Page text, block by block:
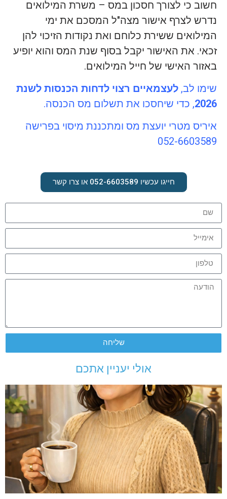
חשוב כי לצורך חסכון במס – משרת המילואים
נדרש לצרף אישור מצה"ל המסכם את ימי
המילואים ששירת כלוחם ואת נקודות הזיכוי להן
זכאי. את האישור יקבל בסוף שנת המס והוא יופיע
באזור האישי של חייל המילואים.
שימו לב, לעצמאיים רצוי לדחות הכנסות לשנת
2026, כדי שיחסכו את תשלום מס הכנסה.
איריס מטרי יועצת מס ומתכננת מיסוי בפרישה
052-6603589
חייגו עכשיו 052-6603589 או צרו קשר
שליחה
אולי יעניין אתכם